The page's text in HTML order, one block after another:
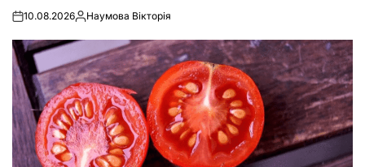
on10.08.2026Опубліковано
Наумова Вікторія